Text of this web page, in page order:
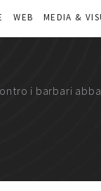
WEB MEDIA &
i barbari